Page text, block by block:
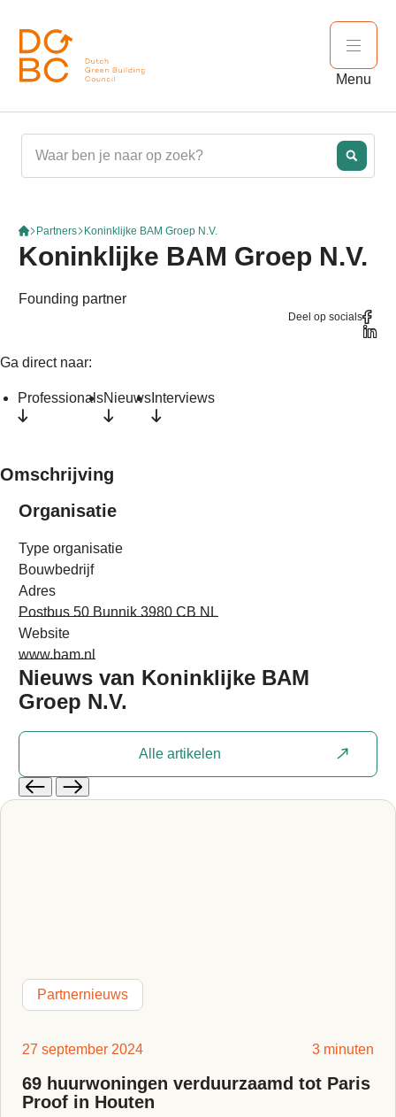
Open
Menu
Partners Koninklijke BAM Groep N.V.
Koninklijke BAM Groep N.V.
Founding partner
Deel op socials
Ga direct naar:
ProfessionalsNieuws Interviews
Omschrijving
Organisatie
Type organisatie
Bouwbedrijf
Adres
Postbus 50 Bunnik 3980 CB NL
Website
www.bam.nl
Nieuws van Koninklijke BAM
Groep N.V.
Alle artikelen
Partnernieuws
27 september 2024 3 minuten
69 huurwoningen verduurzaamd tot Paris
Proof in Houten